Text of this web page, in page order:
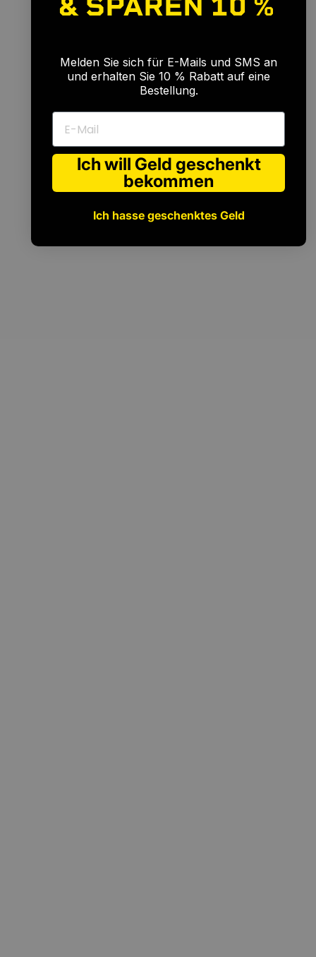
Für jedes Niveau
Melden Sie sich für E-Mails und SMS an
und erhalten Sie 10 % Rabatt auf eine
Bestellung.
E-Mail
Ich will Geld geschenkt
bekommen
Ich hasse geschenktes Geld